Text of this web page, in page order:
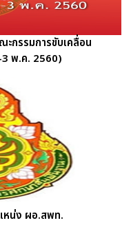
ะกรรมการขับเคลื่อน
3 พ.ค. 2560)
หน่ง ผอ.สพท.